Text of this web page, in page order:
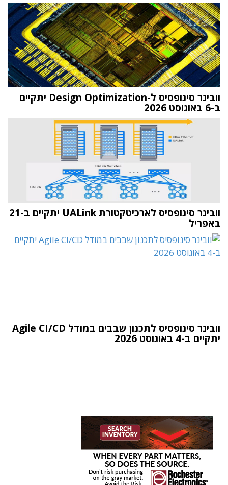
וובינר סינופסיס ל-Design Optimization יתקיים
ב-6 באוגוסט 2026
וובינר סינופסיס לארכיטקטורת UALink יתקיים ב-21
באפריל
וובינר סינופסיס לתכנון שבבים במודל Agile CI/CD
יתקיים ב-4 באוגוסט 2026